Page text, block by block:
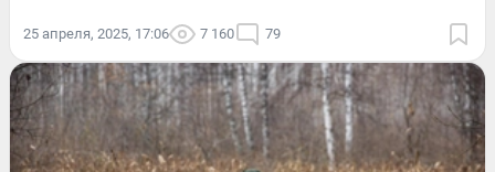
25 апреля, 2025, 17:06 7 160 79